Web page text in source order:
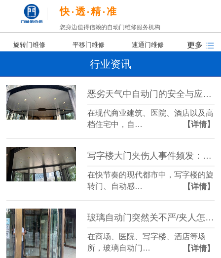
快 透 精 准
您身边值得信赖的自动门维修服务机构
旋转门维修 平移门维修 速通门维修
行业资讯
恶劣天气中自动门的安全与应对策略
在现代商业建筑、医院、酒店以及高
档住宅中，自…
【详情】
写字楼大门夹伤人事件频发：责任归谁？我们又该如何防范？
在快节奏的现代都市中，写字楼的旋
转门、自动感…
【详情】
玻璃自动门突然关不严/夹人怎么办？一文教你锁定核心故障源
在商场、医院、写字楼、酒店等场
所，玻璃自动门…
【详情】